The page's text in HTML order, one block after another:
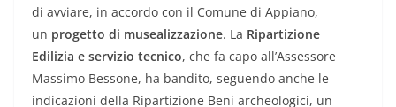
di avviare, in accordo con il Comune di Appiano,
un progetto di musealizzazione. La Ripartizione
Edilizia e servizio tecnico, che fa capo all’Assessore
Massimo Bessone, ha bandito, seguendo anche le
indicazioni della Ripartizione Beni archeologici, un